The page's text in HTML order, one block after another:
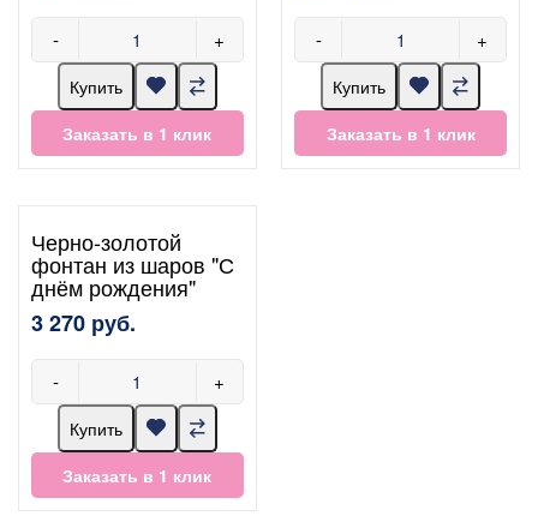
- +
Купить
Заказать в 1 клик
- +
Купить
Заказать в 1 клик
Черно-золотой
фонтан из шаров "С
днём рождения"
3 270 руб.
- +
Купить
Заказать в 1 клик